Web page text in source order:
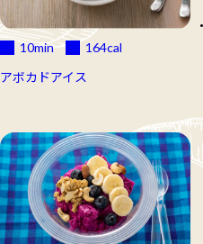
10min 164cal
アボカドアイス